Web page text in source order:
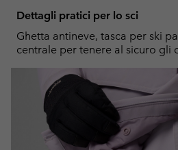
Dettagli pratici per lo sci
Ghetta antineve, tasca per ski
centrale per tenere al sicuro gli